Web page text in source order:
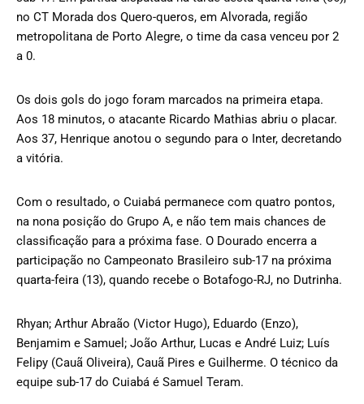
no CT Morada dos Quero-queros, em Alvorada, região
metropolitana de Porto Alegre, o time da casa venceu por 2
a 0.
Os dois gols do jogo foram marcados na primeira etapa.
Aos 18 minutos, o atacante Ricardo Mathias abriu o placar.
Aos 37, Henrique anotou o segundo para o Inter, decretando
a vitória.
Com o resultado, o Cuiabá permanece com quatro pontos,
na nona posição do Grupo A, e não tem mais chances de
classificação para a próxima fase. O Dourado encerra a
participação no Campeonato Brasileiro sub-17 na próxima
quarta-feira (13), quando recebe o Botafogo-RJ, no Dutrinha.
Rhyan; Arthur Abraão (Victor Hugo), Eduardo (Enzo),
Benjamim e Samuel; João Arthur, Lucas e André Luiz; Luís
Felipy (Cauã Oliveira), Cauã Pires e Guilherme. O técnico da
equipe sub-17 do Cuiabá é Samuel Teram.